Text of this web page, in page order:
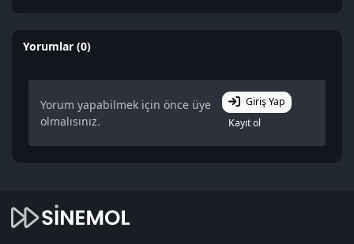
Yorumlar (0)
Yorum yapabilmek için önce üye
olmalısınız.
Giriş Yap
Kayıt ol